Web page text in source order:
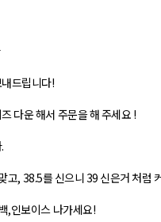
드립니다!
다운 해서 주문을 해 주세요 !
고, 38.5를 신으니 39 신은거 처럼
,인보이스 나가세요!